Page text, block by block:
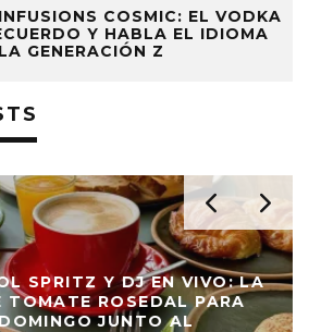
COSMIC: EL VODKA
Y HABLA EL IDIOMA
GENERACIÓN Z
SPRITZ Y DJ EN VIVO: LA
TOMATE ROSEDAL PARA
JUNTO AL